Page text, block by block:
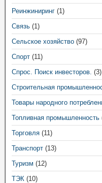
Реинжиниринг (1)
Связь (1)
Сельское хозяйство (97)
Спорт (11)
Спрос. Поиск инвесторов. (3)
Строительная
Товары народного
Топливная промышленность
Торговля (11)
Транспорт (13)
Туризм (12)
ТЭК (10)